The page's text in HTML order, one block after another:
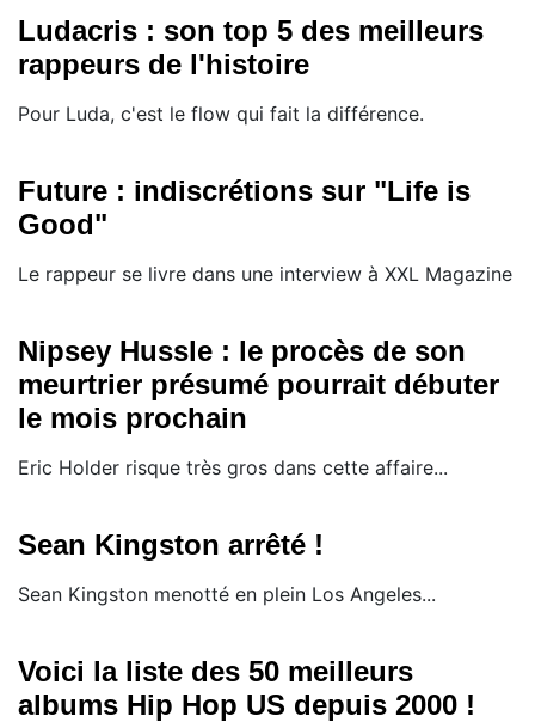
Ludacris : son top 5 des meilleurs
rappeurs de l'histoire
Pour Luda, c'est le flow qui fait la différence.
Future : indiscrétions sur "Life is
Good"
Le rappeur se livre dans une interview à XXL Magazine
Nipsey Hussle : le procès de son
meurtrier présumé pourrait débuter
le mois prochain
Eric Holder risque très gros dans cette affaire...
Sean Kingston arrêté !
Sean Kingston menotté en plein Los Angeles...
Voici la liste des 50 meilleurs
albums Hip Hop US depuis 2000 !